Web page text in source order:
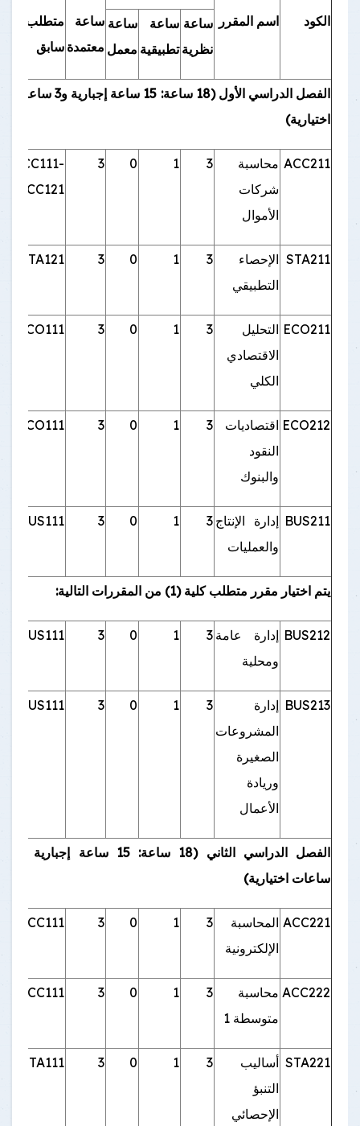
الكود اسم المقرر
ساعة
معتمدة
متطلب
سابق
ساعة
نظرية
ساعة
تطبيقية
ساعة
معمل
الفصل الدراسي الأول (18 ساعة: 15 ساعة إجبارية و3 ساعات
اختيارية)
ACC211 محاسبة
شركات
الأموال
3
1
0
3
ACC111-
ACC121
STA211 الإحصاء
التطبيقي
3
1
0
3
STA121
ECO211 التحليل
الاقتصادي
الكلي
3
1
0
3
ECO111
ECO212 اقتصاديات
النقود
والبنوك
3
1
0
3
ECO111
BUS211 إدارة الإنتاج
والعمليات
3
1
0
3
BUS111
يتم اختيار مقرر متطلب كلية (1) من المقررات التالية:
BUS212 إدارة عامة
ومحلية
3
1
0
3
BUS111
BUS213 إدارة
المشروعات
الصغيرة
وريادة
الأعمال
3
1
0
3
BUS111
ساعات اختيارية)
ACC221 المحاسبة
الإلكترونية
3
1
0
3
ACC111
ACC222 محاسبة
متوسطة 1
3
1
0
3
ACC111
STA221 أساليب
التنبؤ
الإحصائي
3
1
0
3
STA111